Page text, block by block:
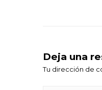
Deja una
Tu dirección de